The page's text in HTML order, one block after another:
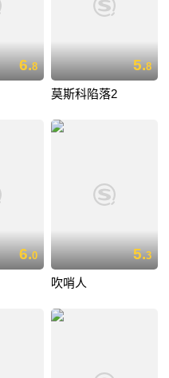
6.8 5.8
莫斯科陷落2
6.0 5.3
吹哨人